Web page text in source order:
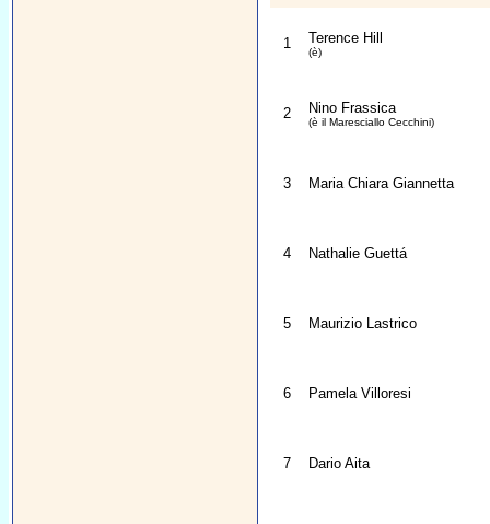
1 Terence Hill
(è)
2 Nino Frassica
(è il Maresciallo Cecchini)
3 Maria Chiara Giannetta
4 Nathalie Guettá
5 Maurizio Lastrico
6 Pamela Villoresi
7 Dario Aita